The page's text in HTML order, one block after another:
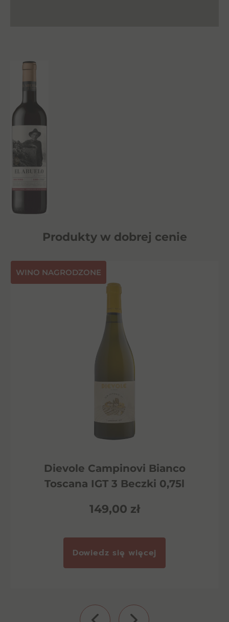
Produkty w dobrej cenie
⁠WINO NAGRODZONE
Dievole Campinovi Bianco
Toscana IGT 3 Beczki 0,75l
149,00 zł
Dowiedz się więcej